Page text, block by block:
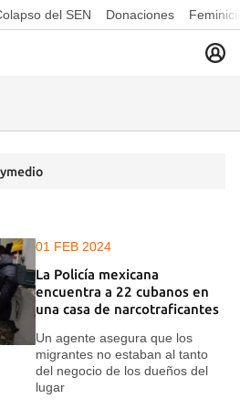
del SEN Donaciones
01 FEB 2024
La Policía mexicana
encuentra a 22 cubanos en
una casa de narcotraficantes
Un agente asegura que los
migrantes no estaban al tanto
del negocio de los dueños del
lugar